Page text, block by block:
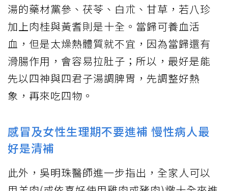
湯的藥材黨參、茯苓、白朮、甘草，若八珍
加上肉桂與黃耆則是十全。當歸可養血活
血，但是太燥熱體質就不宜，因為當歸還有
滑腸作用，會容易拉肚子；所以，最好是能
先以四神與四君子湯調脾胃，先調整好熱
象，再來吃四物。
感冒及女性生理期不要進補 慢性病人最
好是清補
此外，吳明珠醫師進一步指出，全家人可以